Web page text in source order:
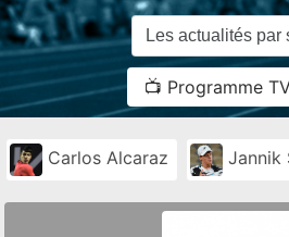
📺 Programme
Carlos Alcaraz Jannik